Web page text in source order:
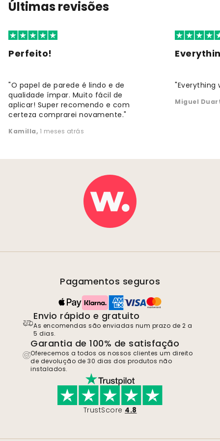
Últimas revisões
Perfeito!
"O papel de parede é lindo e de
qualidade ímpar. Muito fácil de
aplicar! Super recomendo e com
certeza comprarei novamente."
Kamilla, 1 meses atrás
"Everything
Miguel
Pagamentos seguros
Envio rápido e gratuito
As encomendas são enviadas num prazo de 2 a
5 dias.
Garantia de 100% de satisfação
Oferecemos a todos os nossos clientes um direito
de devolução de 30 dias dos produtos não
instalados.
TrustScore 4.8